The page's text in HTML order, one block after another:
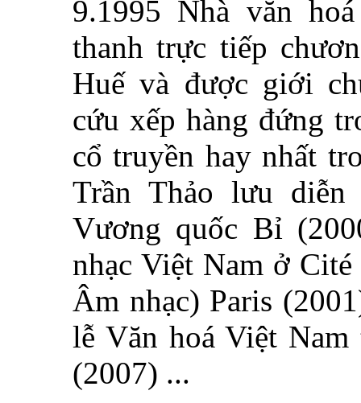
9.1995 Nhà văn
thanh trực tiếp
Huế và được giới
cứu xếp hàng đứng
cổ truyền hay nhất
Trần Thảo lưu
Vương quốc Bỉ
nhạc Việt Nam ở
Âm nhạc) Paris
lễ Văn hoá Việt
(2007) ...